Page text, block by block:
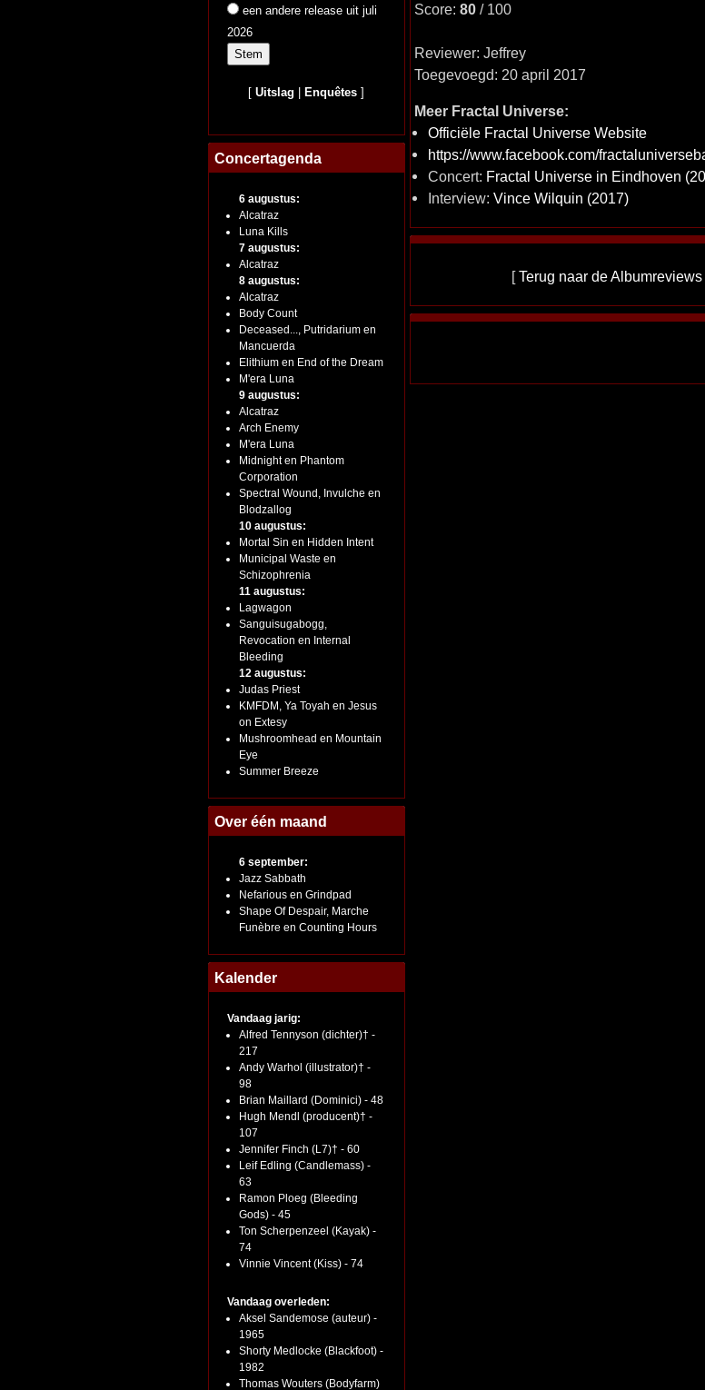
een andere release uit juli
2026
[Uitslag Enquêtes ]
Concertagenda
6 augustus:
Alcatraz
Luna Kills
7 augustus:
Alcatraz
8 augustus:
Alcatraz
Body Count
Deceased..., Putridarium en
Mancuerda
Elithium en End of the Dream
M'era Luna
9 augustus:
Alcatraz
Arch Enemy
M'era Luna
Midnight en Phantom
Corporation
Spectral Wound, Invulche en
Blodzallog
10 augustus:
Mortal Sin en Hidden Intent
Municipal Waste en
Schizophrenia
11 augustus:
Lagwagon
Sanguisugabogg,
Revocation en Internal
Bleeding
12 augustus:
Judas Priest
KMFDM, Ya Toyah en Jesus
on Extesy
Mushroomhead en Mountain
Eye
Summer Breeze
Over één maand
6 september:
Jazz Sabbath
Nefarious en Grindpad
Shape Of Despair, Marche
Funèbre en Counting Hours
Kalender
Vandaag jarig:
Alfred Tennyson (dichter)† -
217
Andy Warhol (illustrator)† -
98
Brian Maillard (Dominici) - 48
Hugh Mendl (producent)† -
107
Jennifer Finch (L7)† - 60
Leif Edling (Candlemass) -
63
Ramon Ploeg (Bleeding
Gods) - 45
Ton Scherpenzeel (Kayak) -
74
Vinnie Vincent (Kiss) - 74
Vandaag overleden:
Aksel Sandemose (auteur) -
1965
Shorty Medlocke (Blackfoot) -
1982
Thomas Wouters (Bodyfarm)
Score: 80/ 100
Reviewer: Jeffrey
Toegevoegd: 20 april 2017
Meer Fractal Universe:
Officiële Fractal Universe Website
https://www.facebook.com/
Concert: Fractal Universe in Eindhoven
Interview: Vince Wilquin (2017)
[Terug naar de Albumreviews